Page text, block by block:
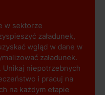
w sektorze
załadunek,
wgląd w dane w
załadunek.
Unikaj niepotrzebnych
i pracuj na
na każdym etapie